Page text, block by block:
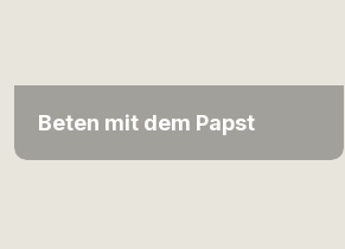
Beten mit dem Papst